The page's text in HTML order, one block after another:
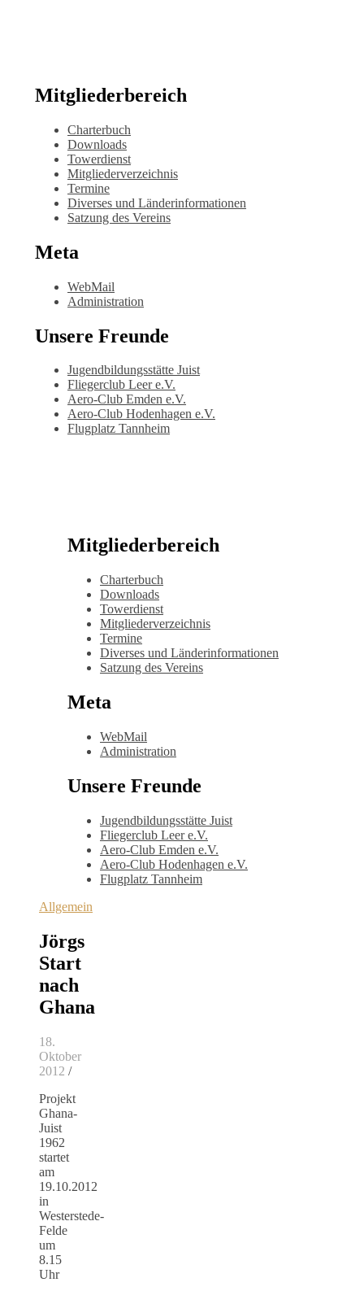
Mitgliederbereich
Charterbuch
Downloads
Towerdienst
Mitgliederverzeichnis
Termine
Diverses und Länderinformationen
Satzung des Vereins
Meta
WebMail
Administration
Unsere Freunde
Jugendbildungsstätte Juist
Fliegerclub Leer e.V.
Aero-Club Emden e.V.
Aero-Club Hodenhagen e.V.
Flugplatz Tannheim
Mitgliederbereich
Charterbuch
Downloads
Towerdienst
Mitgliederverzeichnis
Termine
Diverses und Länderinformationen
Satzung des Vereins
Meta
WebMail
Administration
Unsere Freunde
Jugendbildungsstätte Juist
Fliegerclub Leer e.V.
Aero-Club Emden e.V.
Aero-Club Hodenhagen e.V.
Flugplatz Tannheim
Allgemein
Jörgs
Start
nach
Ghana
18.
Oktober
2012 /
Projekt
Ghana-
Juist
1962
startet
am
19.10.2012
in
Westerstede-
Felde
um
8.15
Uhr